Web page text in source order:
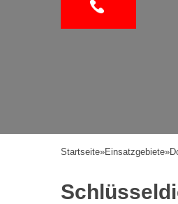
Startseite»Einsatzgebiete»